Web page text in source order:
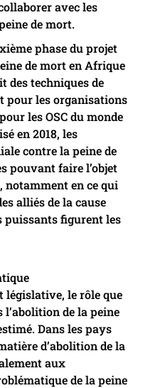
avec les
de mort.
phase du projet
de mort en Afrique
des techniques de
pour les organisations
les OSC du monde
en 2018, les
contre la peine de
pouvant faire l’objet
notamment en ce qui
alliés de la cause
puissants figurent les
le rôle que
de la peine
Dans les pays
d’abolition de la
aux
de la peine